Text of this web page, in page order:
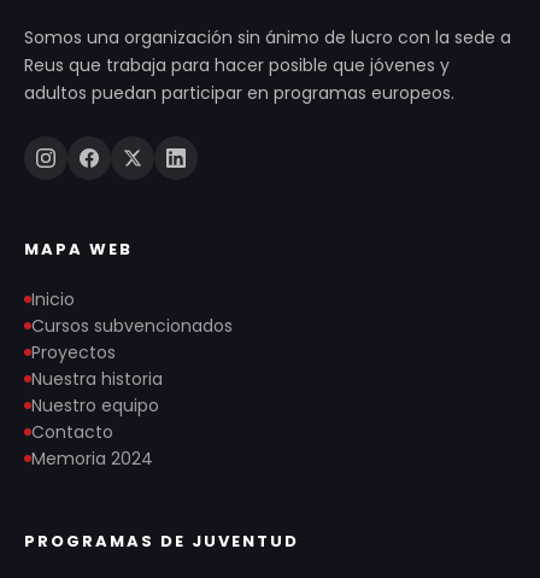
Somos una organización sin ánimo de lucro con la sede a
Reus que trabaja para hacer posible que jóvenes y
adultos puedan participar en programas europeos.
MAPA WEB
Inicio
Cursos subvencionados
Proyectos
Nuestra historia
Nuestro equipo
Contacto
Memoria 2024
PROGRAMAS DE JUVENTUD